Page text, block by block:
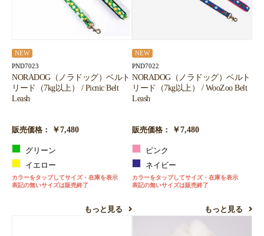
NEW
PND7023
NORADOG（ノラドッグ）ベルト
リード（7kg以上） / Picnic Belt
Leash
販売価格： ￥7,480
グリーン
イエロー
カラーをタップしてサイズ・在庫を表示
表記の無いサイズは販売終了
もっと見る
NEW
PND7022
NORADOG（ノラドッグ）ベルト
リード（7kg以上） / WooZoo Belt
Leash
販売価格： ￥7,480
ピンク
ネイビー
カラーをタップしてサイズ・在庫を表示
表記の無いサイズは販売終了
もっと見る
お買い物を続ける